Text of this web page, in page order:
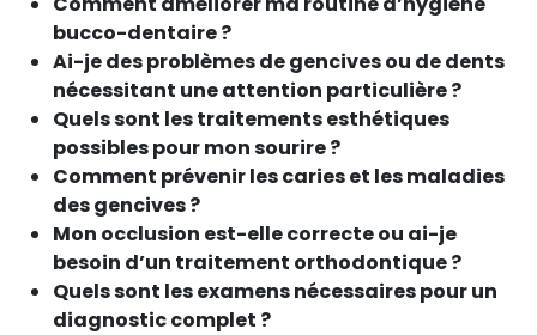
bucco-dentaire ?
Ai-je des problèmes de gencives ou de dents
nécessitant une attention particulière ?
Quels sont les traitements esthétiques
possibles pour mon sourire ?
Comment prévenir les caries et les maladies
des gencives ?
Mon occlusion est-elle correcte ou ai-je
besoin d’un traitement orthodontique ?
Quels sont les examens nécessaires pour un
diagnostic complet ?